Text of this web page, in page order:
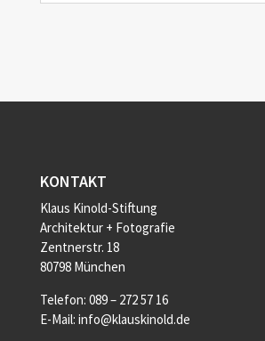
KONTAKT
Klaus Kinold-Stiftung
Architektur + Fotografie
Zentnerstr. 18
80798 München
Telefon: 089 – 272 57 16
E-Mail: info@klauskinold.de